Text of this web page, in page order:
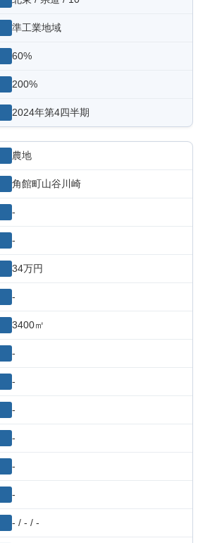
準工業地域
60%
200%
2024年第4四半期
農地
角館町山谷川崎
-
-
34万円
-
3400㎡
-
-
-
-
-
-
- / - / -